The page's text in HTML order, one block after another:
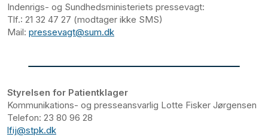
Indenrigs- og Sundhedsministeriets pressevagt:
Tlf.: 21 32 47 27 (modtager ikke SMS)
Mail: pressevagt@sum.dk
Styrelsen for Patientklager
Kommunikations- og presseansvarlig Lotte Fisker Jørgensen
Telefon: 23 80 96 28
lfij@stpk.dk